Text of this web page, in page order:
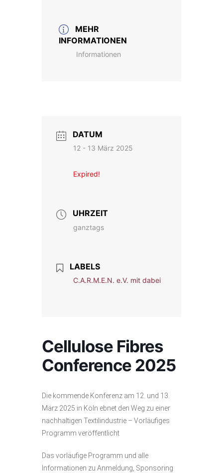
MEHR
INFORMATIONEN
Informationen
DATUM
12 - 13 März 2025
Expired!
UHRZEIT
ganztags
LABELS
C.A.R.M.E.N. e.V. mit dabei
Cellulose Fibres
Conference 2025
Die kommende Konferenz am 12. und 13.
März 2025 in Köln ebnet den Weg zu einer
nachhaltigen Textilindustrie – Vorläufiges
Programm veröffentlicht
Das vorläufige Programm und alle
Informationen zu Anmeldung, Sponsoring